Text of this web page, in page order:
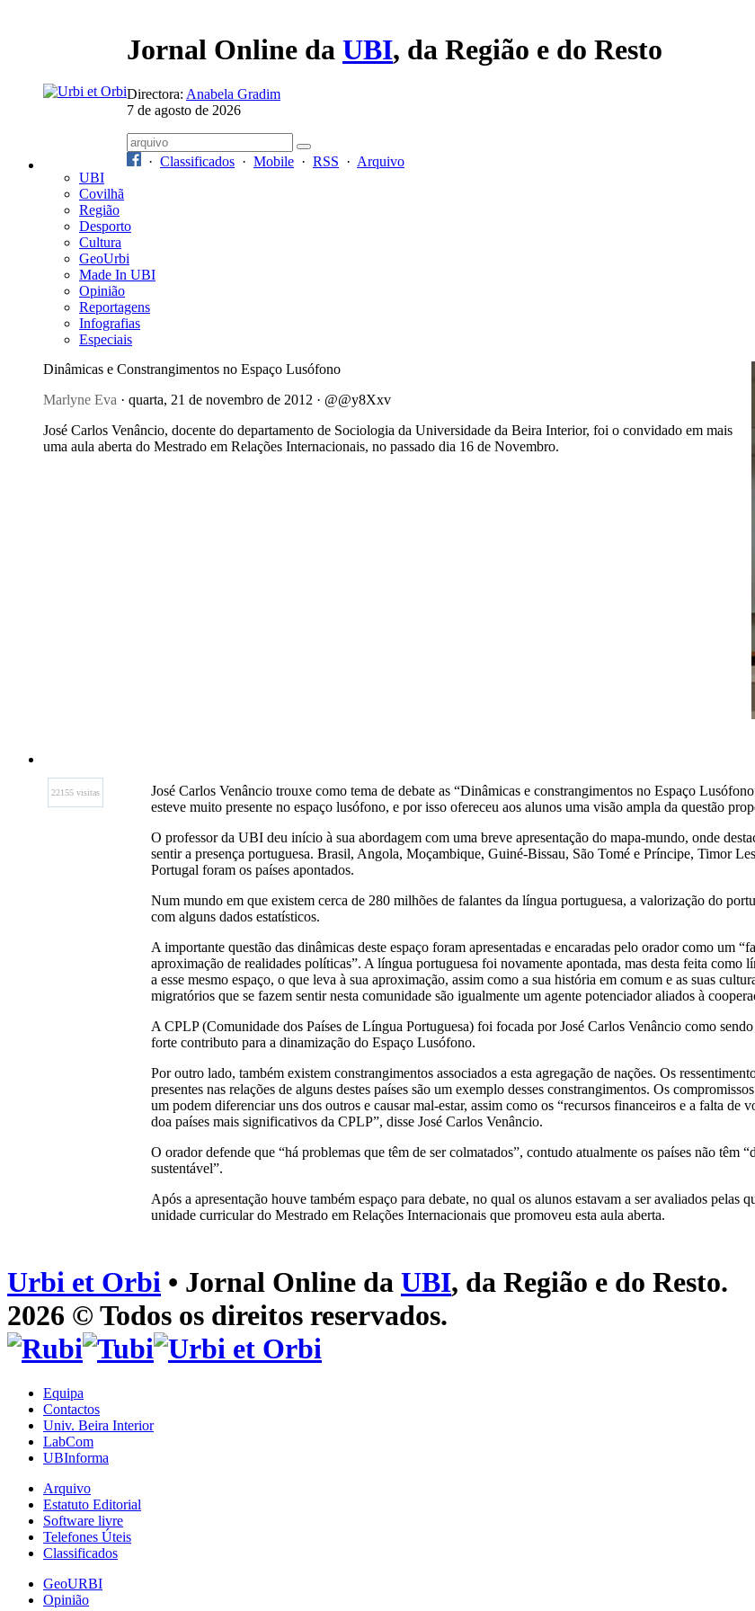
Jornal Online da UBI, da Região e do Resto
Directora: Anabela Gradim
7 de agosto de 2026
· Classificados · Mobile · RSS · Arquivo
UBI
Covilhã
Região
Desporto
Cultura
GeoUrbi
Made In UBI
Opinião
Reportagens
Infografias
Especiais
Dinâmicas e Constrangimentos no Espaço Lusófono
Marlyne Eva · quarta, 21 de novembro de 2012 · @@y8Xxv
José Carlos Venâncio, docente do departamento de Sociologia da Universidade da Beira Interior, foi o convidado em mais
uma aula aberta do Mestrado em Relações Internacionais, no passado dia 16 de Novembro.
22155 visitas
José Carlos Venâncio trouxe como tema de debate as “Dinâmicas e constrangimentos no Espaço
esteve muito presente no espaço lusófono, e por isso ofereceu aos alunos uma visão ampla da questão
O professor da UBI deu início à sua abordagem com uma breve apresentação do mapa-mundo, onde
sentir a presença portuguesa. Brasil, Angola, Moçambique, Guiné-Bissau, São Tomé e Príncipe, Timor
Portugal foram os países apontados.
Num mundo em que existem cerca de 280 milhões de falantes da língua portuguesa, a valorização do
com alguns dados estatísticos.
A importante questão das dinâmicas deste espaço foram apresentadas e encaradas pelo orador como um
aproximação de realidades políticas”. A língua portuguesa foi novamente apontada, mas desta feita como
a esse mesmo espaço, o que leva à sua aproximação, assim como a sua história em comum e as suas
migratórios que se fazem sentir nesta comunidade são igualmente um agente potenciador aliados à
A CPLP (Comunidade dos Países de Língua Portuguesa) foi focada por José Carlos Venâncio como
forte contributo para a dinamização do Espaço Lusófono.
Por outro lado, também existem constrangimentos associados a esta agregação de nações. Os
presentes nas relações de alguns destes países são um exemplo desses constrangimentos. Os
um podem diferenciar uns dos outros e causar mal-estar, assim como os “recursos financeiros e a falta de
doa países mais significativos da CPLP”, disse José Carlos Venâncio.
O orador defende que “há problemas que têm de ser colmatados”, contudo atualmente os países não têm
sustentável”.
Após a apresentação houve também espaço para debate, no qual os alunos estavam a ser avaliados pelas
unidade curricular do Mestrado em Relações Internacionais que promoveu esta aula aberta.
Urbi et Orbi • Jornal Online da UBI, da Região e do Resto.
2026 © Todos os direitos reservados.
Equipa
Contactos
Univ. Beira Interior
LabCom
UBInforma
Arquivo
Estatuto Editorial
Software livre
Telefones Úteis
Classificados
GeoURBI
Opinião